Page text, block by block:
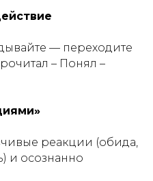
— переходите
– Понял –
реакции (обида,
и осознанно